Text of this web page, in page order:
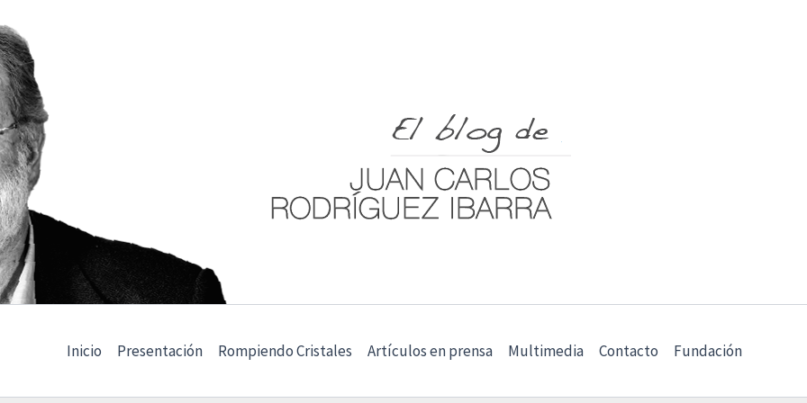
Inicio Presentación Rompiendo Cristales Artículos en prensa Multimedia Contacto Fundación